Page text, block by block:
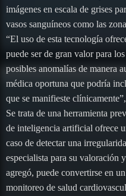
imágenes en escala de grises
vasos sanguíneos como las
“El uso de esta tecnología
puede ser de gran valor para
posibles anomalías de manera
médica oportuna que podría
que se manifieste
Se trata de una herramienta
de inteligencia artificial ofrece
caso de detectar una
especialista para su valoración
agregó, puede convertirse en
monitoreo de salud